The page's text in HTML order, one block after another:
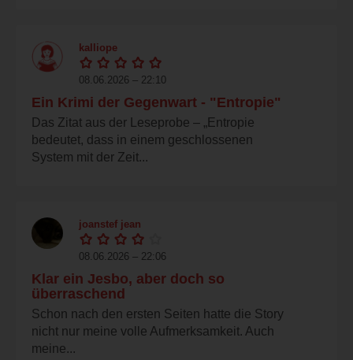
kalliope
08.06.2026 – 22:10
Ein Krimi der Gegenwart - "Entropie"
Das Zitat aus der Leseprobe – „Entropie
bedeutet, dass in einem geschlossenen
System mit der Zeit...
joanstef jean
08.06.2026 – 22:06
Klar ein Jesbo, aber doch so
überraschend
Schon nach den ersten Seiten hatte die Story
nicht nur meine volle Aufmerksamkeit. Auch
meine...